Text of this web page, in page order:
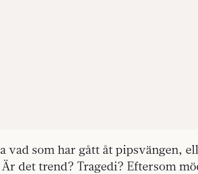
vad som har gått åt pipsvängen,
det trend? Tragedi? Eftersom